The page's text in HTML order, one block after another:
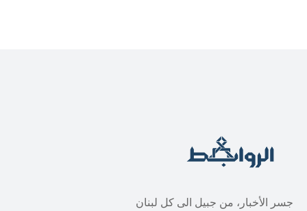
جسر الأخبار، من جبيل الى كل لبنان